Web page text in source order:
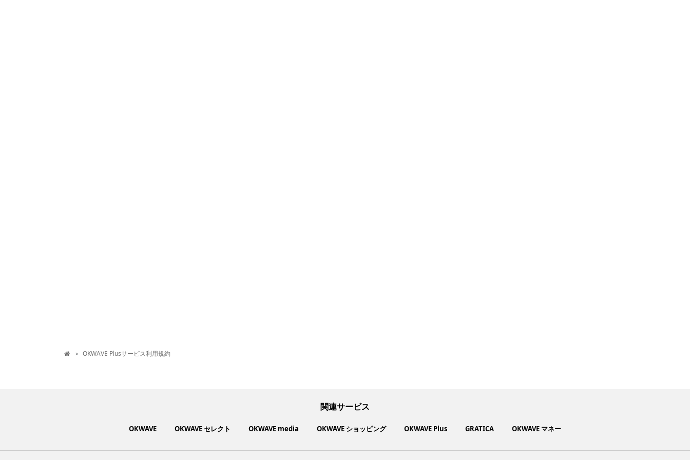
 > OKWAVE Plusサービス利用規約
関連サービス
OKWAVE OKWAVE セレクト OKWAVE media OKWAVE ショッピング OKWAVE Plus GRATICA OKWAVE マネー